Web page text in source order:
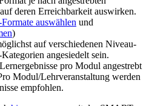
deren Erreichbarkeit auswirken.
auswählen und
)
auf verschiedenen Niveau-
angesiedelt sein.
pro Modul angestrebt
Modul/Lehrveranstaltung werden
empfohlen.